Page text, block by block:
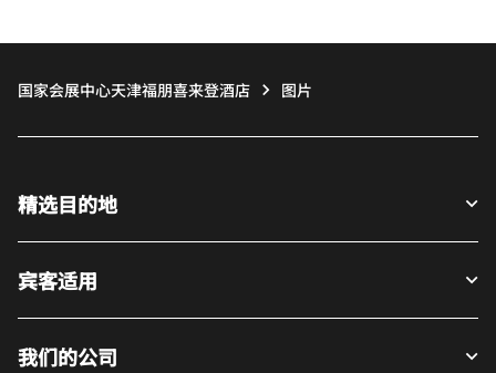
国家会展中心天津福朋喜来登酒店 图片
精选目的地
宾客适用
我们的公司